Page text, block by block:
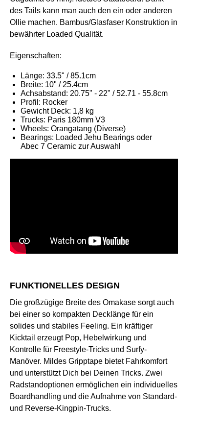
des Tails kann man auch den ein oder anderen
Ollie machen. Bambus/Glasfaser Konstruktion in
bewährter Loaded Qualität.
Eigenschaften:
Länge: 33.5" / 85.1cm
Breite: 10" / 25.4cm
Achsabstand: 20.75" - 22" / 52.71 - 55.8cm
Profil: Rocker
Gewicht Deck: 1,8 kg
Trucks: Paris 180mm V3
Wheels: Orangatang (Diverse)
Bearings: Loaded Jehu Bearings oder
Abec 7 Ceramic zur Auswahl
FUNKTIONELLES DESIGN
Die großzügige Breite des Omakase sorgt auch
bei einer so kompakten Decklänge für ein
solides und stabiles Feeling. Ein kräftiger
Kicktail erzeugt Pop, Hebelwirkung und
Kontrolle für Freestyle-Tricks und Surfy-
Manöver. Mildes Gripptape bietet Fahrkomfort
und unterstützt Dich bei Deinen Tricks. Zwei
Radstandoptionen ermöglichen ein individuelles
Boardhandling und die Aufnahme von Standard-
und Reverse-Kingpin-Trucks.